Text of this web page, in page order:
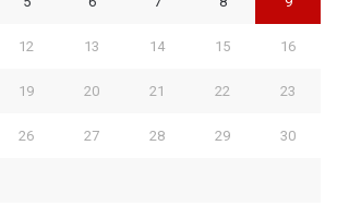
12 13 14 15 16
19 20 21 22 23
26 27 28 29 30